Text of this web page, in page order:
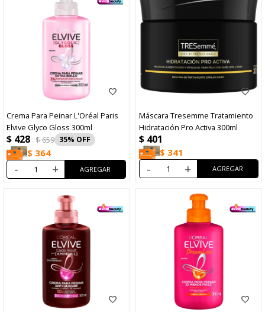
Crema Para Peinar L'Oréal Paris
Elvive Glyco Gloss 300ml
$ 428 $659 35
$ 364
- +
Máscara Tresemme Tratamiento
Hidratación Pro Activa 300ml
$ 401
$ 341
- +